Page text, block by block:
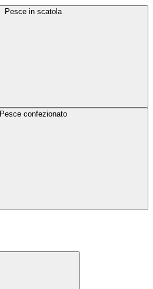
Pesce in scatola
Pesce confezionato